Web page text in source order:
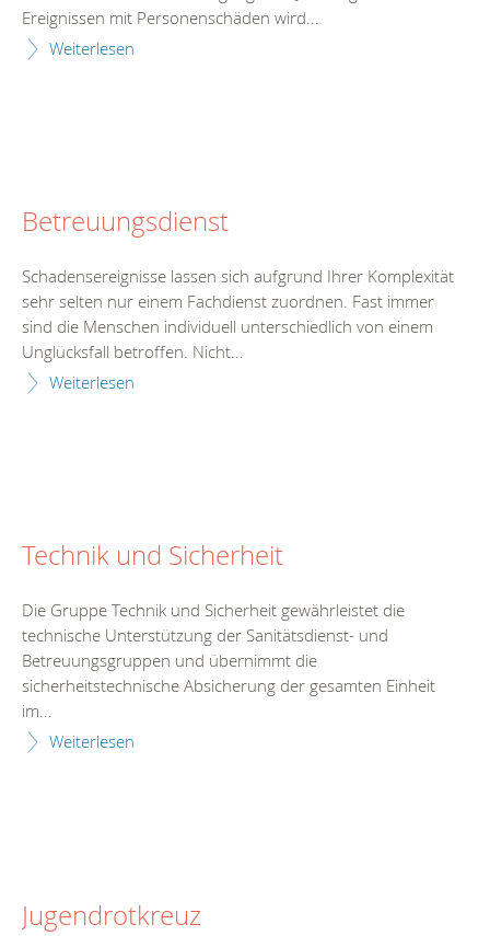
Ereignissen mit Personenschäden wird...
Weiterlesen
Betreuungsdienst
Schadensereignisse lassen sich aufgrund Ihrer Komplexität
sehr selten nur einem Fachdienst zuordnen. Fast immer
sind die Menschen individuell unterschiedlich von einem
Unglücksfall betroffen. Nicht...
Weiterlesen
Technik und Sicherheit
Die Gruppe Technik und Sicherheit gewährleistet die
technische Unterstützung der Sanitätsdienst- und
Betreuungsgruppen und übernimmt die
sicherheitstechnische Absicherung der gesamten Einheit
im...
Weiterlesen
Jugendrotkreuz